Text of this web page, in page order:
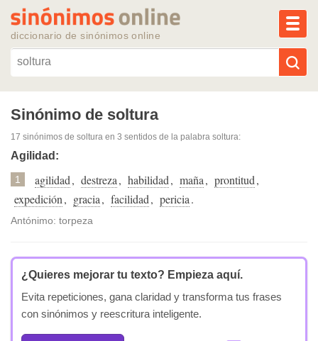
diccionario de sinónimos online
Reescribir texto con IA
Sinónimos populares
Temas populares
Sinónimo de soltura
17 sinónimos de soltura en 3 sentidos de la palabra soltura:
Agilidad:
1 agilidad, destreza, habilidad, maña, prontitud,
expedición, gracia, facilidad, pericia.
Antónimo: torpeza
¿Quieres mejorar tu texto? Empieza aquí.
Evita repeticiones, gana claridad y transforma tus frases
con sinónimos y reescritura inteligente.